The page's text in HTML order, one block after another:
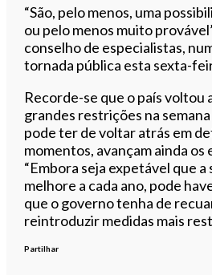
“São, pelo menos, uma
ou pelo menos muito
conselho de especialistas,
tornada pública esta sexta-
Recorde-se que o país voltou
grandes restrições na semana
pode ter de voltar atrás em
momentos, avançam ainda os
“Embora seja expetável que a
melhore a cada ano, pode
que o governo tenha de
reintroduzir medidas mais
Partilhar